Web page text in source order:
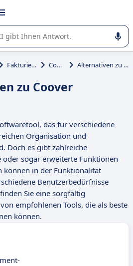
mit
bei der Nutzung oder Auswahl
Fakturierung Coover Alternativen zu Coover
zu Coover
das für verschiedene
Organisation und
Doch es gibt zahlreiche
sogar erweiterte Funktionen
können in der Funktionalität
Benutzerbedürfnisse
Sie eine sorgfältig
empfohlenen Tools, die als beste
können.